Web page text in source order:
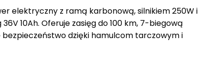
elektryczny z ramą karbonową, silnikiem 250W i
10Ah. Oferuje zasięg do 100 km, 7-biegową
bezpieczeństwo dzięki hamulcom tarczowym i
N1 Air karbonowy 250W 36V 10Ah